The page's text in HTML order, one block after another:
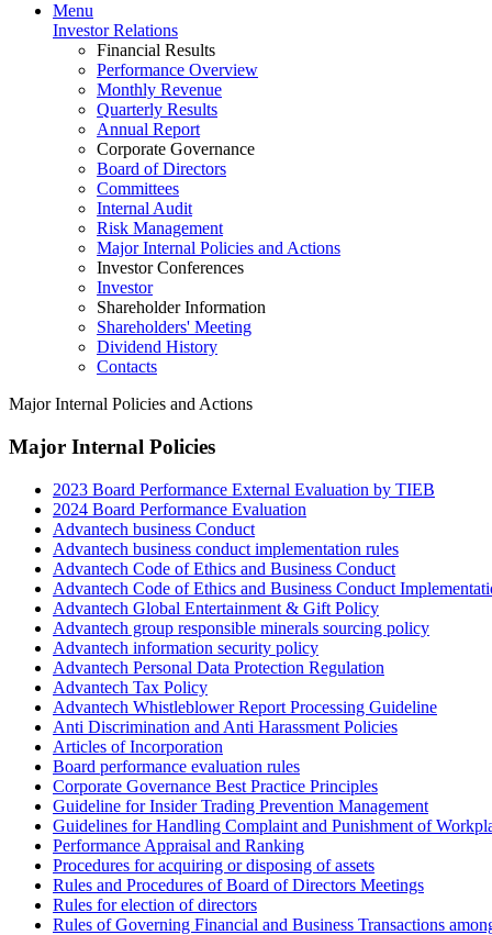
Menu
Investor Relations
Financial Results
Performance Overview
Monthly Revenue
Quarterly Results
Annual Report
Corporate Governance
Board of Directors
Committees
Internal Audit
Risk Management
Major Internal Policies and Actions
Investor Conferences
Investor
Shareholder Information
Shareholders' Meeting
Dividend History
Contacts
Major Internal Policies and Actions
Major Internal Policies
2023 Board Performance External Evaluation by TIEB
2024 Board Performance Evaluation
Advantech business Conduct
Advantech business conduct implementation rules
Advantech Code of Ethics and Business Conduct
Advantech Code of Ethics and Business Conduct
Advantech Global Entertainment & Gift Policy
Advantech group responsible minerals sourcing policy
Advantech information security policy
Advantech Personal Data Protection Regulation
Advantech Tax Policy
Advantech Whistleblower Report Processing Guideline
Anti Discrimination and Anti Harassment Policies
Articles of Incorporation
Board performance evaluation rules
Corporate Governance Best Practice Principles
Guideline for Insider Trading Prevention Management
Guidelines for Handling Complaint and Punishment of
Performance Appraisal and Ranking
Procedures for acquiring or disposing of assets
Rules and Procedures of Board of Directors Meetings
Rules for election of directors
Rules of Governing Financial and Business Transactions